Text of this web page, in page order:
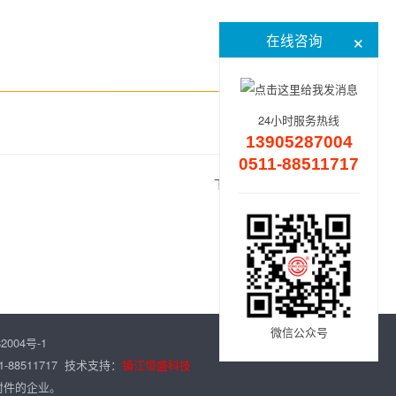
下一篇：
号-1
技术支持： 镇江恒盛科技
的企业。
×
在线咨询
24小时服务热线
13905287004
0511-88511717
微信公众号